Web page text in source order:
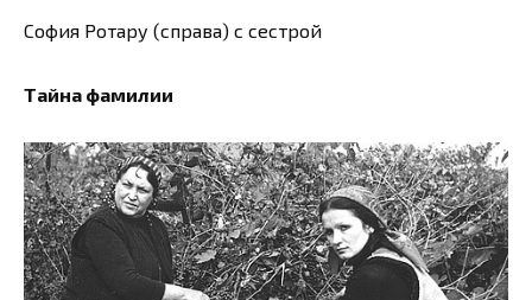
София Ротару (справа) с сестрой
Тайна фамилии